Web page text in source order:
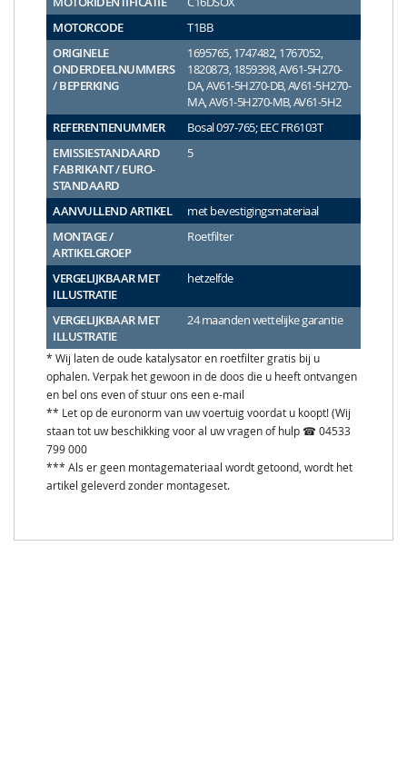
MOTORCODE
T1BB
ORIGINELE
ONDERDEELNUMMERS
/ BEPERKING
1695765, 1747482, 1767052,
1820873, 1859398, AV61-5H270-
DA, AV61-5H270-DB, AV61-5H270-
MA, AV61-5H270-MB, AV61-5H2
REFERENTIENUMMER
Bosal 097-765; EEC FR6103T
EMISSIESTANDAARD
FABRIKANT / EURO-
STANDAARD
5
AANVULLEND ARTIKEL
met bevestigingsmateriaal
MONTAGE /
ARTIKELGROEP
Roetfilter
VERGELIJKBAAR MET
ILLUSTRATIE
hetzelfde
VERGELIJKBAAR MET
ILLUSTRATIE
24 maanden wettelijke garantie
* Wij laten de oude katalysator en roetfilter gratis bij u
ophalen. Verpak het gewoon in de doos die u heeft ontvangen
en bel ons even of stuur ons een e-mail
** Let op de euronorm van uw voertuig voordat u koopt! (Wij
staan tot uw beschikking voor al uw vragen of hulp ☎ 04533
799 000
*** Als er geen montagemateriaal wordt getoond, wordt het
artikel geleverd zonder montageset.